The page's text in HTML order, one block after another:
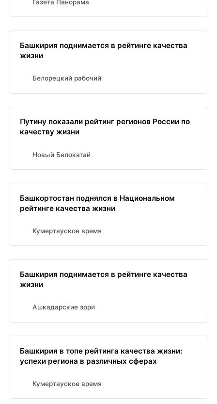
Газета Панорама
Башкирия поднимается в рейтинге качества
жизни
Белорецкий рабочий
Путину показали рейтинг регионов России по
качеству жизни
Новый Белокатай
Башкортостан поднялся в Национальном
рейтинге качества жизни
Кумертауское время
Башкирия поднимается в рейтинге качества
жизни
Ашкадарские зори
Башкирия в топе рейтинга качества жизни:
успехи региона в различных сферах
Кумертауское время